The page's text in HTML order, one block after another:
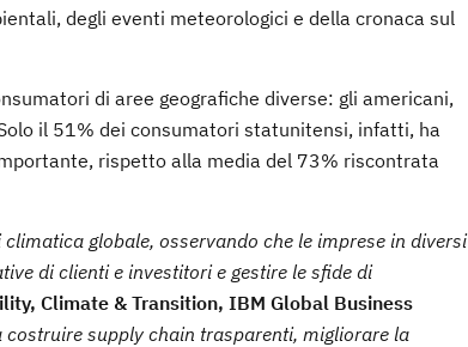
degli eventi meteorologici e della cronaca sul
di aree geografiche diverse: gli americani,
il 51% dei consumatori statunitensi, infatti, ha
rispetto alla media del 73% riscontrata
globale, osservando che le imprese in diversi
di clienti e investitori e gestire le sfide di
Climate & Transition, IBM Global Business
supply chain trasparenti, migliorare la